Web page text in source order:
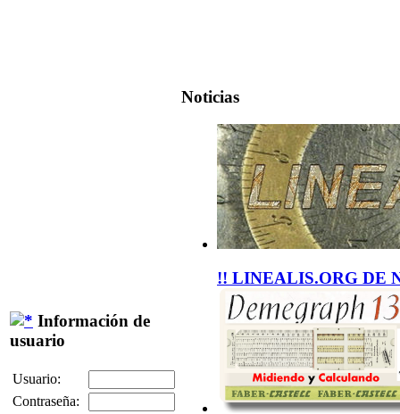
Información de
usuario
Usuario:
Contraseña:
Noticias
!! LINEALIS.ORG DE